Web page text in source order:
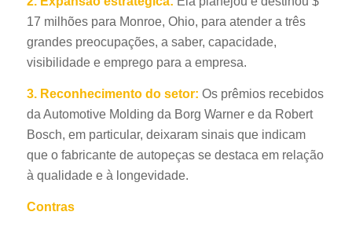
17 milhões para Monroe, Ohio, para atender a três
grandes preocupações, a saber, capacidade,
visibilidade e emprego para a empresa.
3. Reconhecimento do setor: Os prêmios recebidos
da Automotive Molding da Borg Warner e da Robert
Bosch, em particular, deixaram sinais que indicam
que o fabricante de autopeças se destaca em relação
à qualidade e à longevidade.
Contras